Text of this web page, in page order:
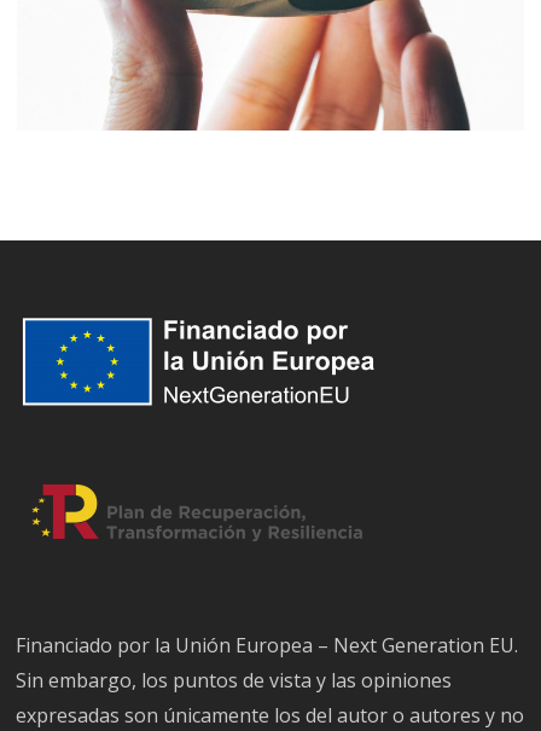
Financiado por la Unión Europea – Next Generation EU.
Sin embargo, los puntos de vista y las opiniones
expresadas son únicamente los del autor o autores y no